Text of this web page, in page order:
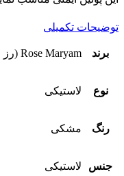
توضیحات تکمیلی
برند Rose Maryam (رز مریم)
نوع لاستیکی
رنگ مشکی
جنس لاستیکی